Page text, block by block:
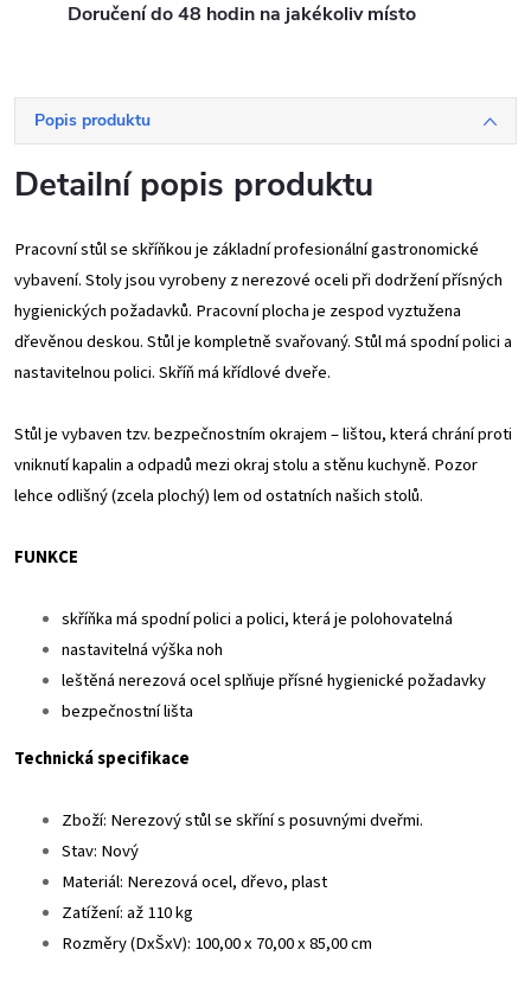
Doručení do 48 hodin na jakékoliv místo
Popis produktu
Detailní popis produktu
Pracovní stůl se skříňkou je základní profesionální gastronomické
vybavení. Stoly jsou vyrobeny z nerezové oceli při dodržení přísných
hygienických požadavků. Pracovní plocha je zespod vyztužena
dřevěnou deskou. Stůl je kompletně svařovaný. Stůl má spodní polici a
nastavitelnou polici. Skříň má křídlové dveře.
Stůl je vybaven tzv. bezpečnostním okrajem – lištou, která chrání proti
vniknutí kapalin a odpadů mezi okraj stolu a stěnu kuchyně. Pozor
lehce odlišný (zcela plochý) lem od ostatních našich stolů.
FUNKCE
skříňka má spodní polici a polici, která je polohovatelná
nastavitelná výška noh
leštěná nerezová ocel splňuje přísné hygienické požadavky
bezpečnostní lišta
Technická specifikace
Zboží: Nerezový stůl se skříní s posuvnými dveřmi.
Stav: Nový
Materiál: Nerezová ocel, dřevo, plast
Zatížení: až 110 kg
Rozměry (DxŠxV): 100,00 x 70,00 x 85,00 cm